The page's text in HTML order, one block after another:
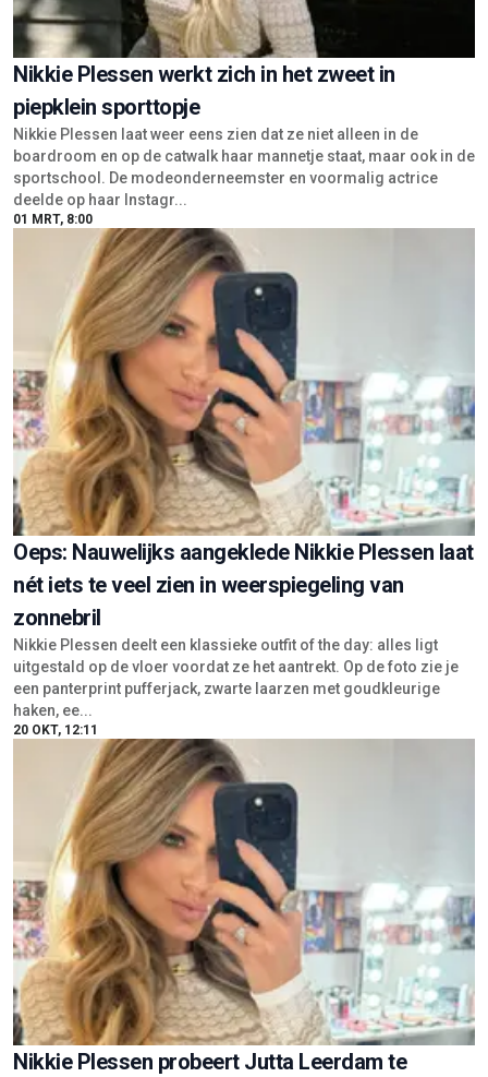
Nikkie Plessen werkt zich in het zweet in
piepklein sporttopje
Nikkie Plessen laat weer eens zien dat ze niet alleen in de
boardroom en op de catwalk haar mannetje staat, maar ook in de
sportschool. De modeonderneemster en voormalig actrice
deelde op haar Instagr...
01 MRT, 8:00
Oeps: Nauwelijks aangeklede Nikkie Plessen laat
nét iets te veel zien in weerspiegeling van
zonnebril
Nikkie Plessen deelt een klassieke outfit of the day: alles ligt
uitgestald op de vloer voordat ze het aantrekt. Op de foto zie je
een panterprint pufferjack, zwarte laarzen met goudkleurige
haken, ee...
20 OKT, 12:11
Nikkie Plessen probeert Jutta Leerdam te